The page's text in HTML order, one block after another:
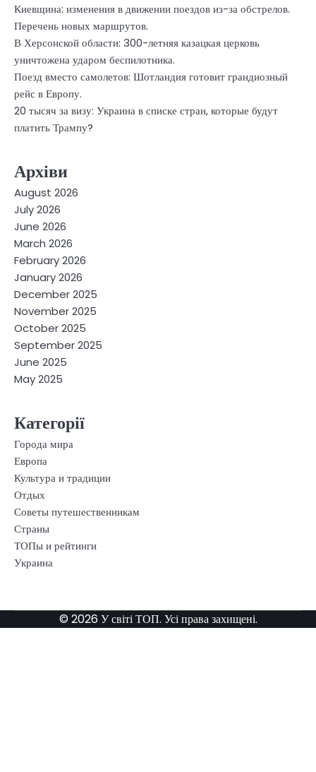
Киевщина: изменения в движении поездов из-за обстрелов.
Перечень новых маршрутов.
В Херсонской области: 300-летняя казацкая церковь
уничтожена ударом беспилотника.
Поезд вместо самолетов: Шотландия готовит грандиозный
рейс в Европу.
20 тысяч за визу: Украина в списке стран, которые будут
платить Трампу?
Архіви
August 2026
July 2026
June 2026
March 2026
February 2026
January 2026
December 2025
November 2025
October 2025
September 2025
June 2025
May 2025
Категорії
Города мира
Европа
Культура и традиции
Отдых
Советы путешественникам
Страны
ТОПы и рейтинги
Украина
© 2026 У світі ТОП. Усі права захищені.